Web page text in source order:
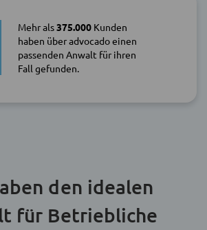
Mehr als375.000Kunden
haben über advocado einen
passenden Anwalt für ihren
Fall gefunden.
den idealen
für Betriebliche